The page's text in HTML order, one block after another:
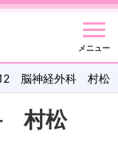
メニュー
脳神経外科 村松
村松